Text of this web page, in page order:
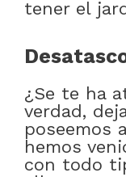
tener el
¿Se te ha
verdad,
poseemos
hemos
con todo